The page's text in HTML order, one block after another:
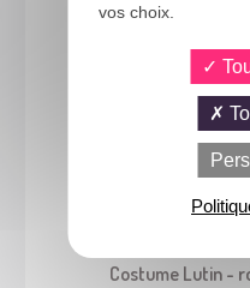
Costume Lutin -
vos choix.